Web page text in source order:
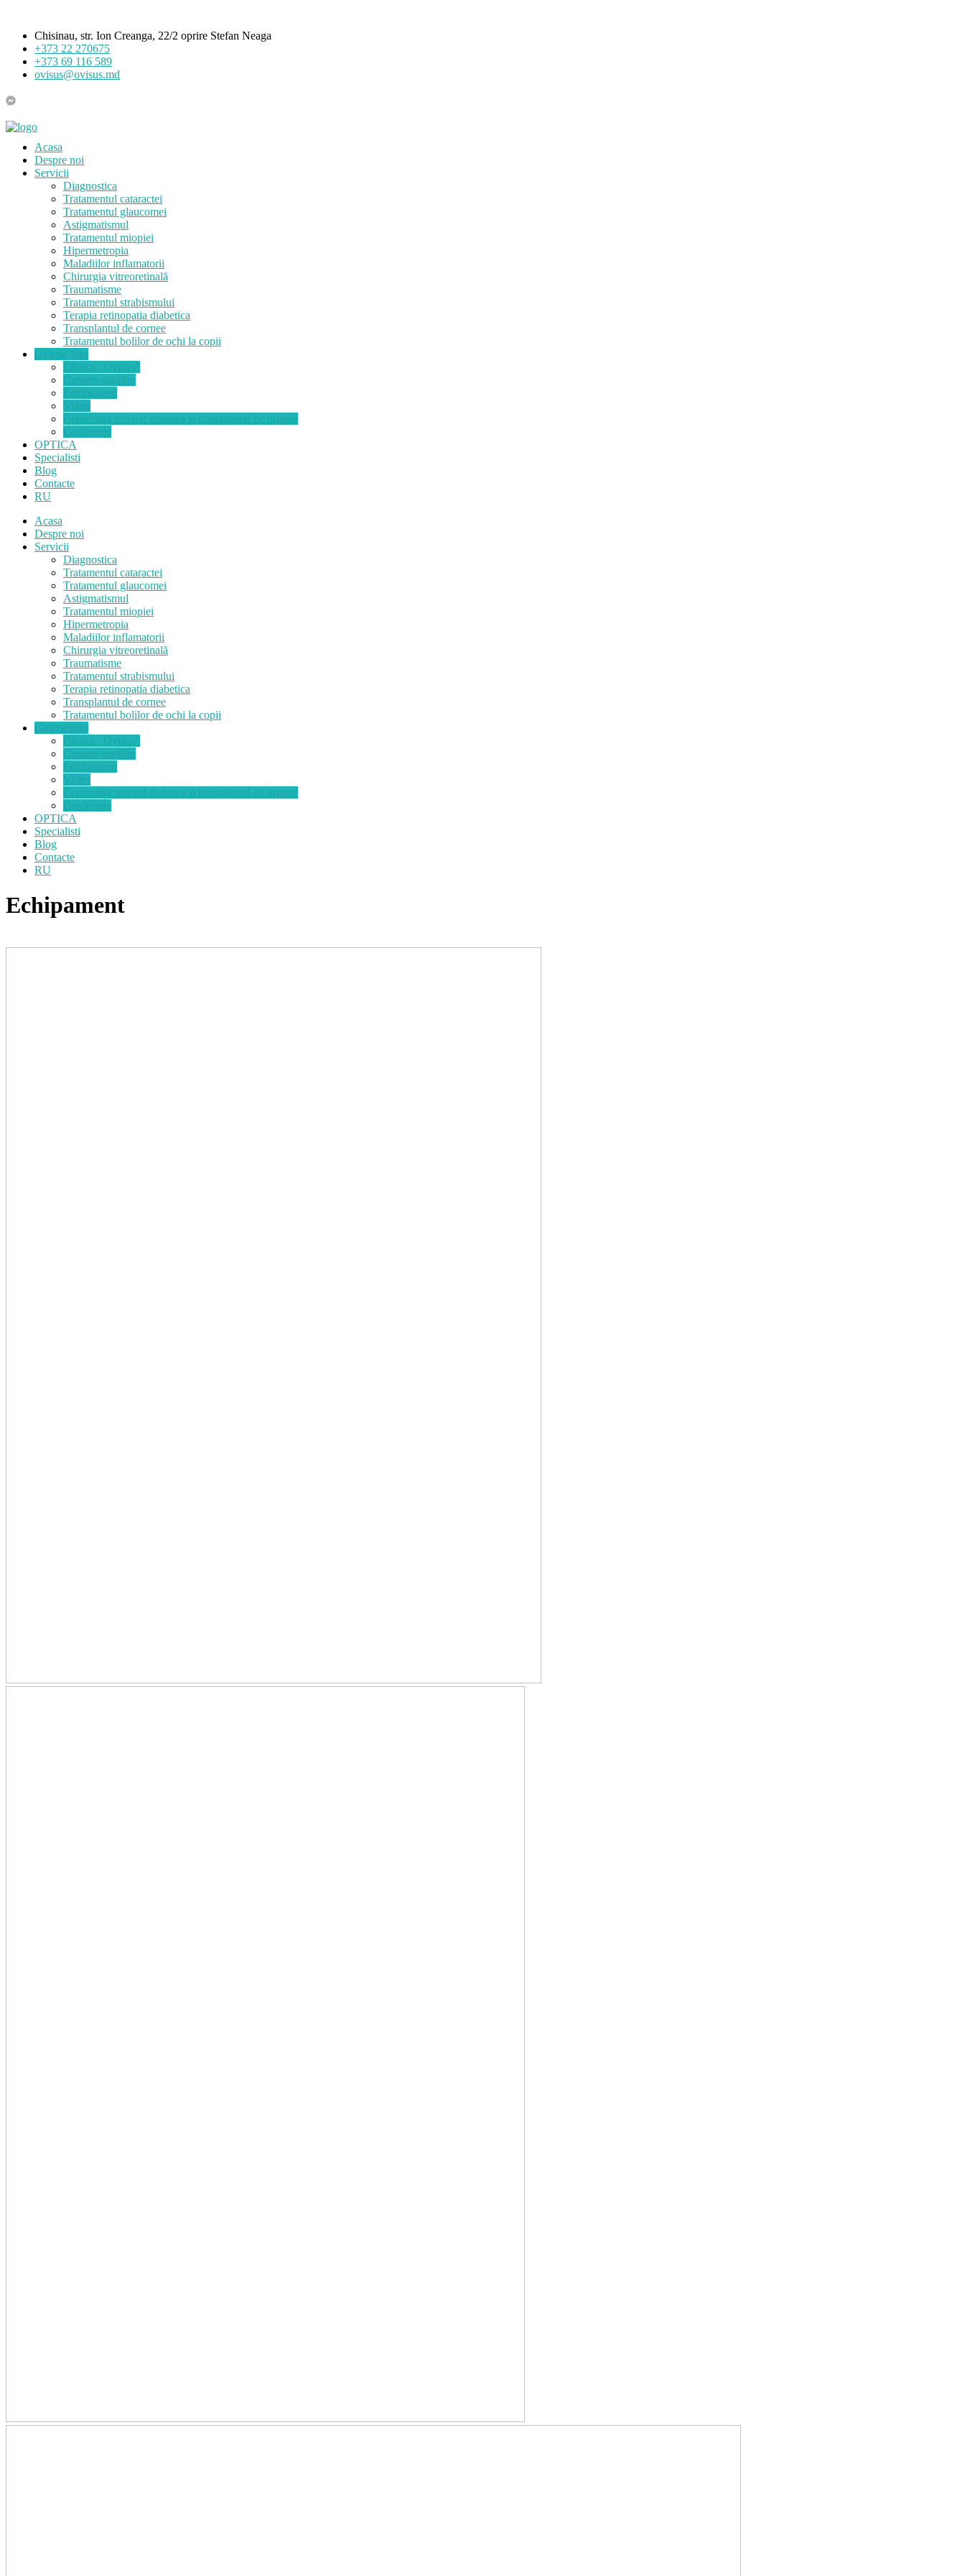
Chisinau, str. Ion Creanga, 22/2 oprire Stefan Neaga
+373 22 270675
+373 69 116 589
ovisus@ovisus.md
Acasa
Despre noi
Servicii
Diagnostica
Tratamentul cataractei
Tratamentul glaucomei
Astigmatismul
Tratamentul miopiei
Hipermetropia
Maladiilor inflamatorii
Chirurgia vitreoretinală
Traumatisme
Tratamentul strabismului
Terapia retinopatia diabetica
Transplantul de cornee
Tratamentul bolilor de ochi la copii
OPTICA
Specialisti
Blog
Contacte
RU
Acasa
Despre noi
Servicii
Diagnostica
Tratamentul cataractei
Tratamentul glaucomei
Astigmatismul
Tratamentul miopiei
Hipermetropia
Maladiilor inflamatorii
Chirurgia vitreoretinală
Traumatisme
Tratamentul strabismului
Terapia retinopatia diabetica
Transplantul de cornee
Tratamentul bolilor de ochi la copii
OPTICA
Specialisti
Blog
Contacte
RU
Echipament